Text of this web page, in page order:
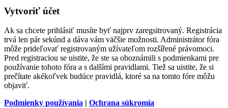
Vytvoriť účet
Ak sa chcete prihlásiť musíte byť najprv zaregsitrovaný. Registrácia
trvá len pár sekúnd a dáva vám väčšie možnosti. Administrátor fóra
môže prideľovať registrovaným užívateľom rozšířené právomoci.
Pred registraciou se uistite, že ste sa oboznámili s podmienkami pre
používanie tohoto fóra a s dalšími pravidlami. Tiež sa uistite, že si
prečítate akékoľvek budúce pravidlá, ktoré sa na tomto fóre môžu
objaviť.
Podmienky používania | Ochrana súkromia